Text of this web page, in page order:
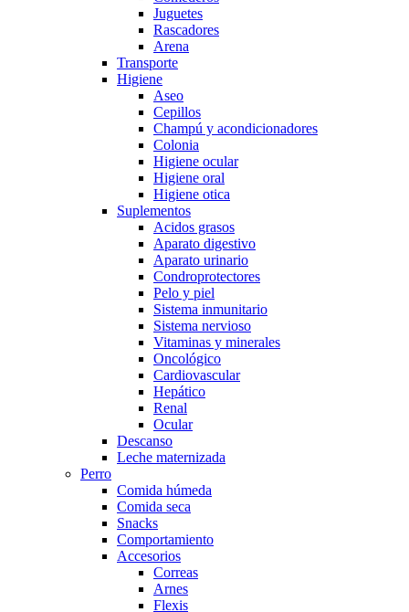
Juguetes
Rascadores
Arena
Transporte
Higiene
Aseo
Cepillos
Champú y acondicionadores
Colonia
Higiene ocular
Higiene oral
Higiene otica
Suplementos
Acidos grasos
Aparato digestivo
Aparato urinario
Condroprotectores
Pelo y piel
Sistema inmunitario
Sistema nervioso
Vitaminas y minerales
Oncológico
Cardiovascular
Hepático
Renal
Ocular
Descanso
Leche maternizada
Perro
Comida húmeda
Comida seca
Snacks
Comportamiento
Accesorios
Correas
Arnes
Flexis